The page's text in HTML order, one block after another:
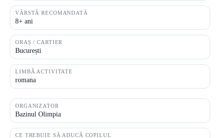
VÂRSTĂ RECOMANDATĂ
8+ ani
ORAȘ / CARTIER
București
LIMBĂ ACTIVITATE
romana
ORGANIZATOR
Bazinul Olimpia
CE TREBUIE SĂ ADUCĂ COPILUL